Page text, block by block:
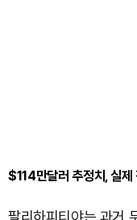
$114만달러 추정치, 실제
팔리하피티야는 과거